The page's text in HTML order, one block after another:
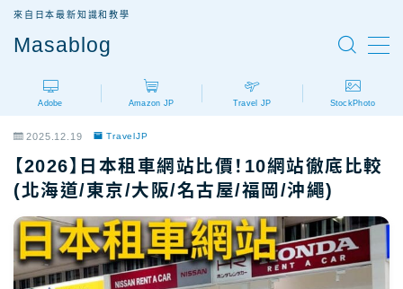
Masablog
來自日本最新知識和教學
AdobeCC｜學生優惠
AdobeCC｜續約優惠？
AdobeCC｜企業版
Photoshop價格
Adobe Amazon JP Travel JP StockPhoto
2025.12.19 TravelJP
【2026】日本租車網站比價！10網站徹底比較
(北海道/東京/大阪/名古屋/福岡/沖繩)